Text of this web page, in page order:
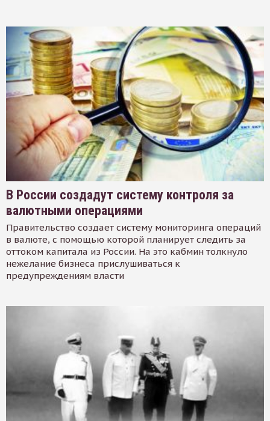
В России создадут систему контроля за
валютными операциями
Правительство создает систему мониторинга операций
в валюте, с помощью которой планирует следить за
оттоком капитала из России. На это кабмин толкнуло
нежелание бизнеса прислушиваться к
предупреждениям власти